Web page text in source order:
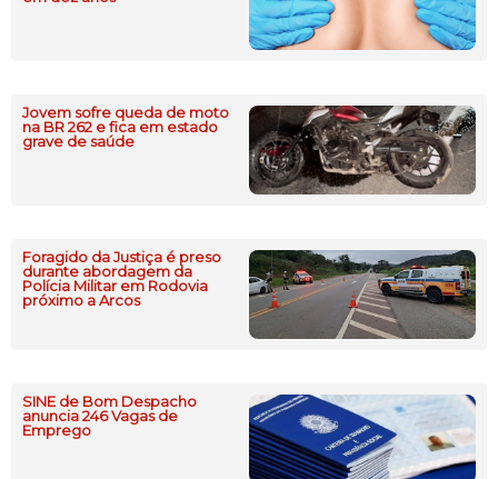
Jovem sofre queda de moto
na BR 262 e fica em estado
grave de saúde
Foragido da Justiça é preso
durante abordagem da
Polícia Militar em Rodovia
próximo a Arcos
SINE de Bom Despacho
anuncia 246 Vagas de
Emprego